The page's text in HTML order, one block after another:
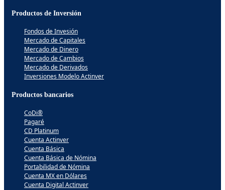
Productos de Inversión
Fondos de Invesión
Mercado de Capitales
Mercado de Dinero
Mercado de Cambios
Mercado de Derivados
Inversiones Modelo Actinver
Productos bancarios
CoDi®
Pagaré
CD Platinum
Cuenta Actinver
Cuenta Básica
Cuenta Básica de Nómina
Portabilidad de Nómina
Cuenta MX en Dólares
Cuenta Digital Actinver